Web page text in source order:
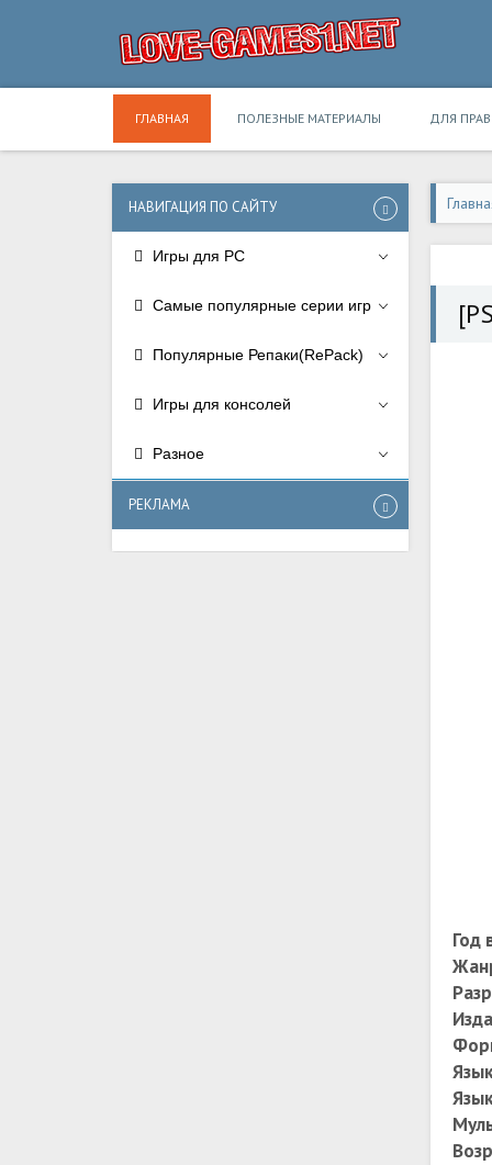
ГЛАВНАЯ ПОЛЕЗНЫЕ МАТЕРИАЛЫ ДЛЯ
НАВИГАЦИЯ ПО САЙТУ
Игры для PC
Самые популярные серии игр
Популярные Репаки(RePack)
Игры для консолей
Разное
РЕКЛАМА
Год